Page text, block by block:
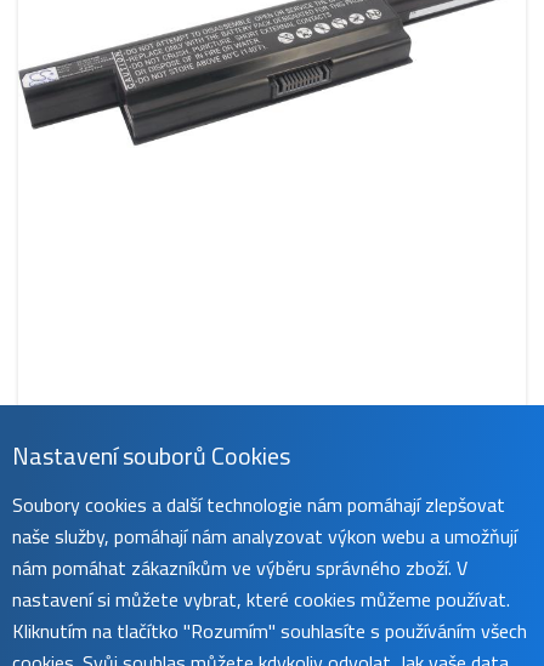
759 Kč
obvykle do 45 dnů koupit
Nastavení souborů Cookies
Soubory cookies a další technologie nám pomáhají zlepšovat
naše služby, pomáhají nám analyzovat výkon webu a umožňují
nám pomáhat zákazníkům ve výběru správného zboží. V
nastavení si můžete vybrat, které cookies můžeme používat.
Kliknutím na tlačítko "Rozumím" souhlasíte s používáním všech